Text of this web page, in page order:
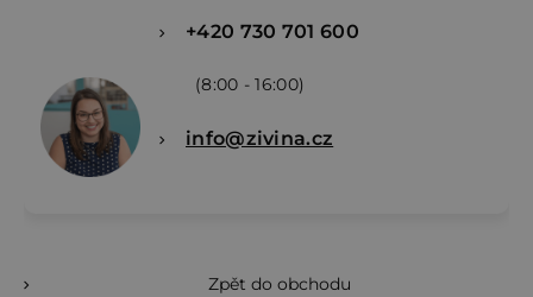
+420 730 701 600
(8:00 - 16:00)
info@zivina.cz
Zpět do obchodu